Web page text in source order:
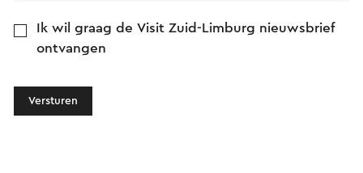
Ik wil graag de Visit Zuid-Limburg nieuwsbrief
ontvangen
Versturen